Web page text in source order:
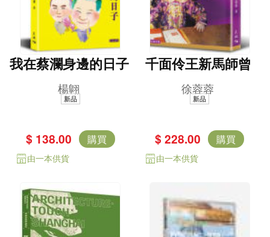
我在蔡瀾身邊的日子
楊翺
新品
$ 138.00 購買
由一本供貨
千面伶王新馬師曾
徐蓉蓉
新品
$ 228.00 購買
由一本供貨